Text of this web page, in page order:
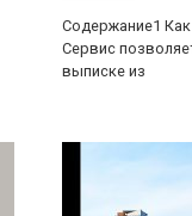
Содержание1 Как
Сервис
выписке из